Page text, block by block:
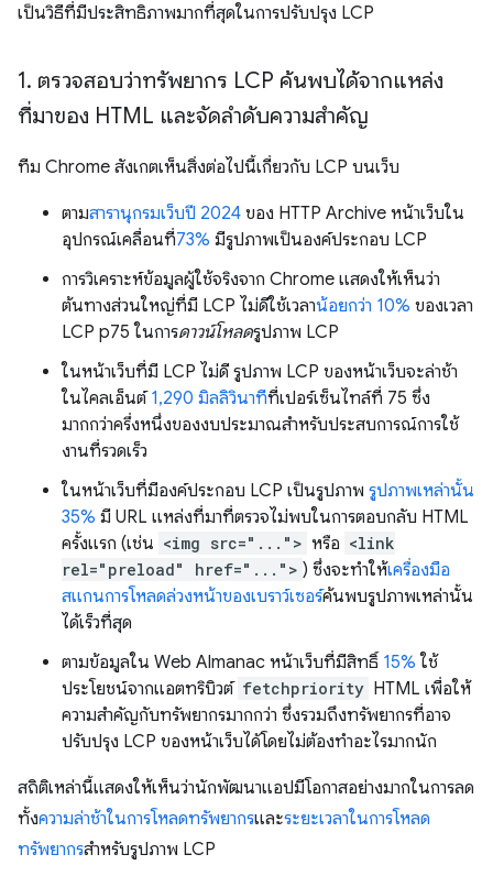
เป็นวิธีที่มีประสิทธิภาพมากที่สุดในการปรับปรุง LCP
1. ตรวจสอบว่าทรัพยากร LCP ค้นพบได้จากแหล่ง
ที่มาของ HTML และจัดลําดับความสําคัญ
ทีม Chrome สังเกตเห็นสิ่งต่อไปนี้เกี่ยวกับ LCP บนเว็บ
ตามสารานุกรมเว็บปี 2024 ของ HTTP Archive หน้าเว็บใน
อุปกรณ์เคลื่อนที่73% มีรูปภาพเป็นองค์ประกอบ LCP
การวิเคราะห์ข้อมูลผู้ใช้จริงจาก Chrome แสดงให้เห็นว่า
ต้นทางส่วนใหญ่ที่มี LCP ไม่ดีใช้เวลาน้อยกว่า 10% ของเวลา
LCP p75 ในการดาวน์โหลดรูปภาพ LCP
ในหน้าเว็บที่มี LCP ไม่ดี รูปภาพ LCP ของหน้าเว็บจะล่าช้า
ในไคลเอ็นต์1,290 มิลลิวินาทีที่เปอร์เซ็นไทล์ที่ 75 ซึ่ง
มากกว่าครึ่งหนึ่งของงบประมาณสําหรับประสบการณ์การใช้
งานที่รวดเร็ว
ในหน้าเว็บที่มีองค์ประกอบ LCP เป็นรูปภาพ รูปภาพเหล่านั้น
35% มี URL แหล่งที่มาที่ตรวจไม่พบในการตอบกลับ HTML
ครั้งแรก (เช่น <img src="..."> หรือ <link
rel="preload" href="..."> ) ซึ่งจะทำให้เครื่องมือ
สแกนการโหลดล่วงหน้าของเบราว์เซอร์ค้นพบรูปภาพเหล่านั้น
ได้เร็วที่สุด
ตามข้อมูลใน Web Almanac หน้าเว็บที่มีสิทธิ์ 15% ใช้
ประโยชน์จากแอตทริบิวต์ fetchpriority HTML เพื่อให้
ความสำคัญกับทรัพยากรมากกว่า ซึ่งรวมถึงทรัพยากรที่อาจ
ปรับปรุง LCP ของหน้าเว็บได้โดยไม่ต้องทำอะไรมากนัก
สถิติเหล่านี้แสดงให้เห็นว่านักพัฒนาแอปมีโอกาสอย่างมากในการลด
ทั้งความล่าช้าในการโหลดทรัพยากรและระยะเวลาในการโหลด
ทรัพยากรสําหรับรูปภาพ LCP